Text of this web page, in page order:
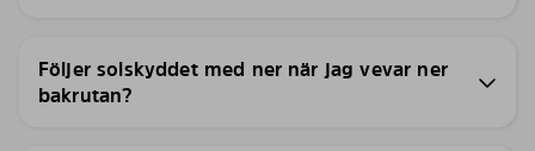
Följer solskyddet med ner när jag vevar ner
bakrutan?